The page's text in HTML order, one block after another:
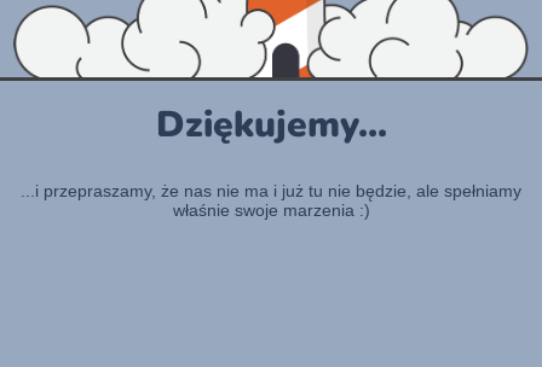
Dziękujemy...
...i przepraszamy, że nas nie ma i już tu nie będzie, ale spełniamy
właśnie swoje marzenia :)